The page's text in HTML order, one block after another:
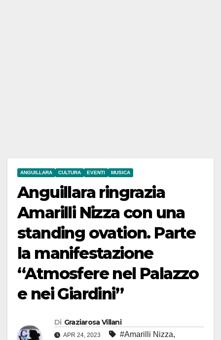
ANGUILLARA CULTURA EVENTI MUSICA
Anguillara ringrazia
Amarilli Nizza con una
standing ovation. Parte
la manifestazione
“Atmosfere nel Palazzo
e nei Giardini”
Di Graziarosa Villani
APR 24, 2023 #Amarilli Nizza,